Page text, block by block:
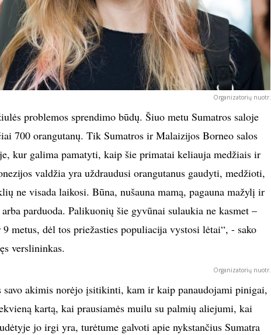
Organizatorių nuotr.
problemos sprendimo būdų. Šiuo metu Sumatros saloje
700 orangutanų. Tik Sumatros ir Malaizijos Borneo salos
kur galima pamatyti, kaip šie primatai keliauja medžiais ir
valdžia yra uždraudusi orangutanus gaudyti, medžioti,
ne visada laikosi. Būna, nušauna mamą, pagauna mažylį ir
parduoda. Palikuonių šie gyvūnai sulaukia ne kasmet –
metus, dėl tos priežasties populiacija vystosi lėtai“, - sako
verslininkas.
Organizatorių nuotr.
savo akimis norėjo įsitikinti, kam ir kaip panaudojami pinigai,
kartą, kai prausiamės muilu su palmių aliejumi, kai
jo irgi yra, turėtume galvoti apie nykstančius Sumatra